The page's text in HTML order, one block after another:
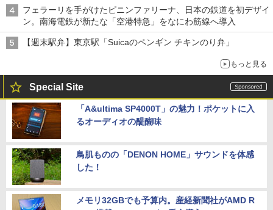
フェラーリを手がけたピニンファリーナ、日本の鉄道を初デザイ
ン。南海電鉄が新たな「空港特急」をなにわ筋線へ導入
【週末駅弁】東京駅「Suicaのペンギン チキンのり弁」
もっと見る
Special Site
「A&ultima SP4000T」の魅力！ポケットに入
るオーディオの醍醐味
鳥肌ものの「DENON HOME」サウンドを体感
した！
メモリ32GBでも予算内。産経新聞社がAMD R